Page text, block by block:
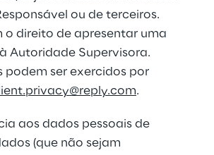
ou de terceiros.
o direito de apresentar uma
Autoridade Supervisora.
podem ser exercidos por
.
aos dados pessoais de
(que não sejam